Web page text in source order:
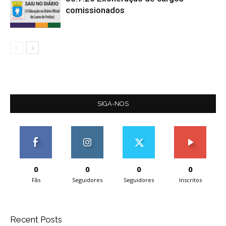
comissionados
SIGA-NOS
0
Fãs
0
Seguidores
0
Seguidores
0
Inscritos
Recent Posts